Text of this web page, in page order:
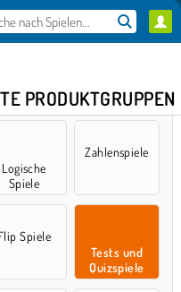
PRODUKTGRUPPEN
Logische
Spiele
Zahlenspiele
Spiele
Tests und
Quizspiele